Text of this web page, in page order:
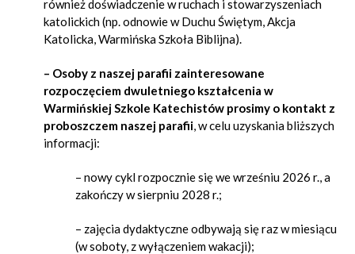
również doświadczenie w ruchach i stowarzyszeniach
katolickich (np. odnowie w Duchu Świętym, Akcja
Katolicka, Warmińska Szkoła Biblijna).
– Osoby z naszej parafii zainteresowane
rozpoczęciem dwuletniego kształcenia w
Warmińskiej Szkole Katechistów prosimy o kontakt z
proboszczem naszej parafii, w celu uzyskania bliższych
informacji:
– nowy cykl rozpocznie się we wrześniu 2026 r., a
zakończy w sierpniu 2028 r.;
– zajęcia dydaktyczne odbywają się raz w miesiącu
(w soboty, z wyłączeniem wakacji);